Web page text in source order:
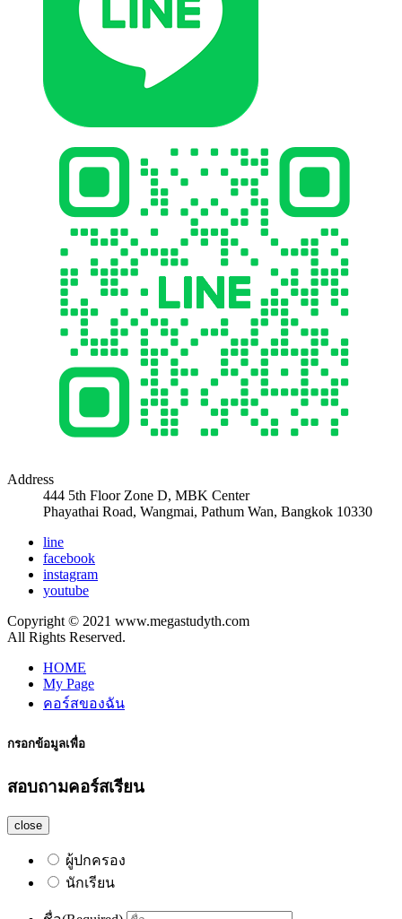
Address
444 5th Floor Zone D, MBK Center
Phayathai Road, Wangmai, Pathum Wan, Bangkok 10330
line
facebook
instagram
youtube
Copyright © 2021 www.megastudyth.com
All Rights Reserved.
HOME
My Page
คอร์สของฉัน
กรอกข้อมูลเพื่อ
สอบถามคอร์สเรียน
close
ผู้ปกครอง
นักเรียน